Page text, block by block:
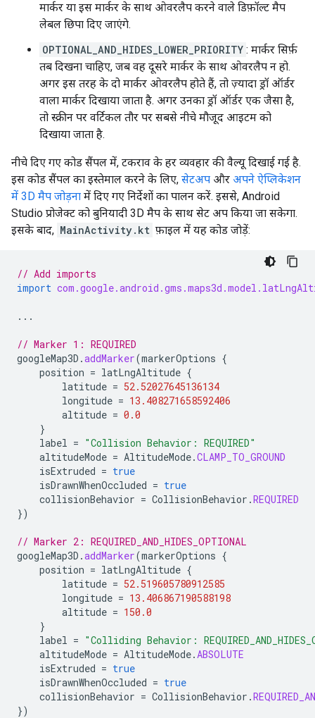
मार्कर या इस मार्कर के साथ ओवरलैप करने वाले डिफ़ॉल्ट मैप
लेबल छिपा दिए जाएंगे.
OPTIONAL_AND_HIDES_LOWER_PRIORITY : मार्कर सिर्फ़
तब दिखना चाहिए, जब वह दूसरे मार्कर के साथ ओवरलैप न हो.
अगर इस तरह के दो मार्कर ओवरलैप होते हैं, तो ज़्यादा ड्रॉ ऑर्डर
वाला मार्कर दिखाया जाता है. अगर उनका ड्रॉ ऑर्डर एक जैसा है,
तो स्क्रीन पर वर्टिकल तौर पर सबसे नीचे मौजूद आइटम को
दिखाया जाता है.
नीचे दिए गए कोड सैंपल में, टकराव के हर व्यवहार की वैल्यू दिखाई गई है.
इस कोड सैंपल का इस्तेमाल करने के लिए, सेटअप और अपने ऐप्लिकेशन
में 3D मैप जोड़ना में दिए गए निर्देशों का पालन करें. इससे, Android
Studio प्रोजेक्ट को बुनियादी 3D मैप के साथ सेट अप किया जा सकेगा.
इसके बाद, MainActivity.kt फ़ाइल में यह कोड जोड़ें:
// Add imports
import
...
// Marker 1: REQUIRED
googleMap3D .addMarker(markerOptions {
position = latLngAltitude {
latitude = 52.52027645136134
longitude = 13.408271658592406
altitude = 0.0
}
label = "Collision Behavior: REQUIRED"
altitudeMode = AltitudeMode.CLAMP_TO_GROUND
isExtruded = true
isDrawnWhenOccluded = true
collisionBehavior = CollisionBehavior .REQUIRED
})
// Marker 2: REQUIRED_AND_HIDES_OPTIONAL
googleMap3D .addMarker(markerOptions {
position = latLngAltitude {
latitude = 52.519605780912585
longitude = 13.406867190588198
altitude = 150.0
}
label = "Colliding Behavior:
altitudeMode = AltitudeMode.ABSOLUTE
isExtruded = true
isDrawnWhenOccluded = true
collisionBehavior = CollisionBehavior .
})